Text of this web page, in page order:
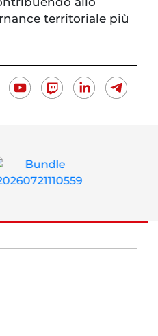
territoriale più